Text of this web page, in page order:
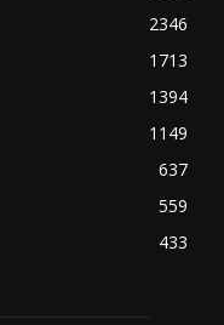
2346
1713
1394
1149
637
559
433